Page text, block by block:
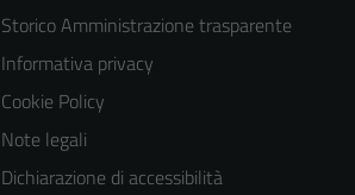
Storico Amministrazione trasparente
Informativa privacy
Cookie Policy
Note legali
Dichiarazione di accessibilità
Tecnici
Questi cookie
sono necessari
per il